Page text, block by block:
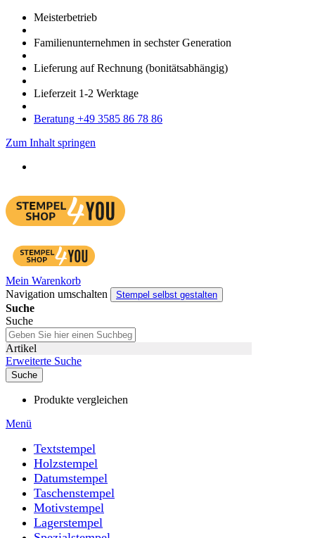
Meister­betrieb
Familien­unter­nehmen in sechster Gene­ration
Lieferung auf Rech­nung (bonitätsabhängig)
Liefer­zeit 1-2 Werk­tage
Bera­tung +49 3585 86 78 86
Zum Inhalt springen
Mein Warenkorb
Navigation umschalten
Stempel selbst gestalten
Suche
Suche
Artikel
Erweiterte Suche
Suche
Produkte vergleichen
Menü
Textstempel
Holzstempel
Datumstempel
Taschenstempel
Motivstempel
Lagerstempel